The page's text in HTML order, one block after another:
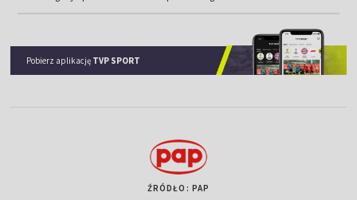
Pobierz aplikację TVP SPORT
ŹRÓDŁO: PAP